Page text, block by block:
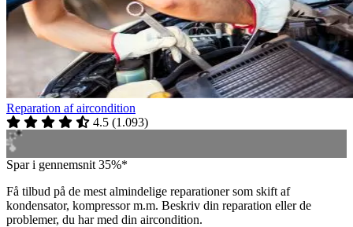
Reparation af aircondition
4.5 (1.093)
Spar i gennemsnit 35%*
Få tilbud på de mest almindelige reparationer som skift af
kondensator, kompressor m.m. Beskriv din reparation eller de
problemer, du har med din aircondition.